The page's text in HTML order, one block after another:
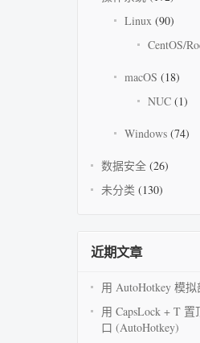
Linux (90)
CentOS/
macOS (18)
NUC (1)
Windows (74)
数据安全 (26)
未分类 (130)
近期文章
用 AutoHotkey 模
用 CapsLock + T
口 (AutoHotkey)